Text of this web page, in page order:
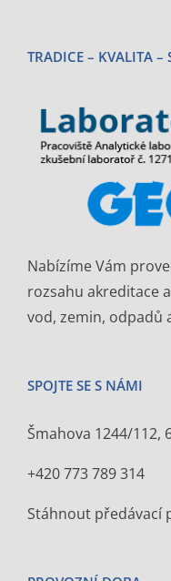
TRADICE – KVALITA –
Nabízíme Vám
rozsahu akreditace
vod, zemin, odpadů
SPOJTE SE S NÁMI
Šmahova 1244/112,
+420 773 789 314
Stáhnout předávací